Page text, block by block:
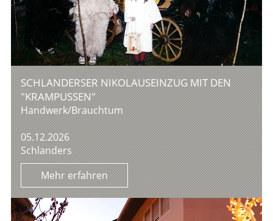
SCHLANDERSER NIKOLAUSEINZUG MIT DEN
"KRAMPUSSEN"
Handwerk/Brauchtum
05.12.2026
Schlanders
Mehr erfahren